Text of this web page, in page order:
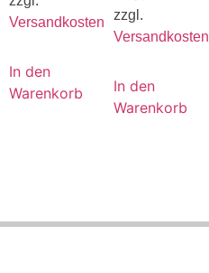
Versandkosten
In den
Warenkorb
zzgl.
Versandkosten
In den
Warenkorb